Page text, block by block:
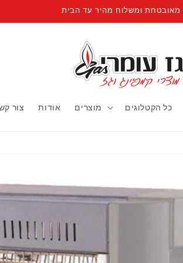
מאובטחת ומשלוח מהיר עד הבית
צור אודות מוצרים כל הקטלוגים